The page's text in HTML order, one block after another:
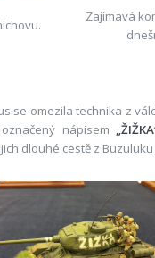
Zajímavá
se omezila technika z
označený nápisem
dlouhé cestě z